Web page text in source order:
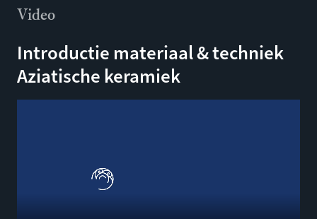
Video
Introductie materiaal & techniek
Aziatische keramiek